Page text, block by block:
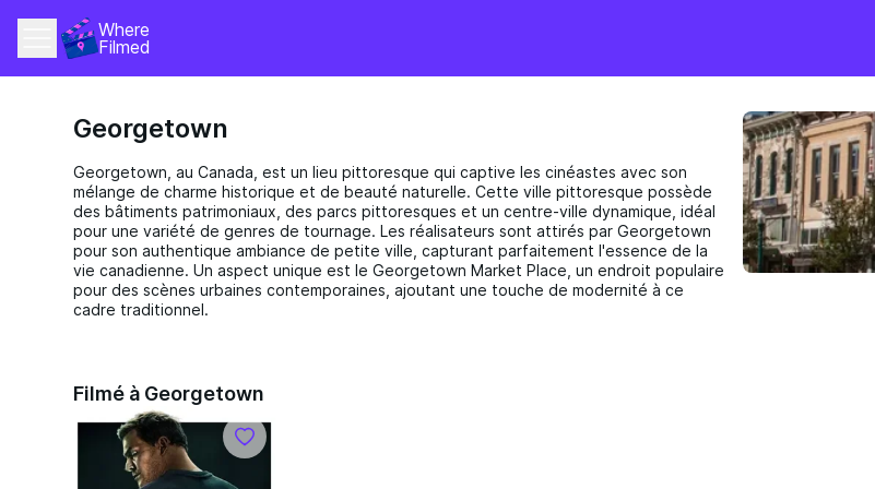
Where
Filmed
Georgetown
Georgetown, au Canada, est un lieu pittoresque qui captive les cinéastes avec son
mélange de charme historique et de beauté naturelle. Cette ville pittoresque possède
des bâtiments patrimoniaux, des parcs pittoresques et un centre-ville dynamique, idéal
pour une variété de genres de tournage. Les réalisateurs sont attirés par Georgetown
pour son authentique ambiance de petite ville, capturant parfaitement l'essence de la
vie canadienne. Un aspect unique est le Georgetown Market Place, un endroit populaire
pour des scènes urbaines contemporaines, ajoutant une touche de modernité à ce
cadre traditionnel.
Filmé à Georgetown